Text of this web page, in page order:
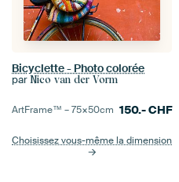
Bicyclette - Photo colorée
par Nico van der Vorm
ArtFrame™ –75×50cm 150.-CHF
Choisissez vous-même la dimension